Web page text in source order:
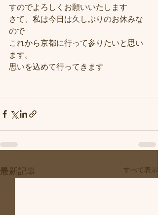
すのでよろしくお願いいたします
さて、私は今日は久しぶりのお休みな
ので
これから京都に行って参りたいと思い
ます。
思いを込めて行ってきます
最新記事 すべて表示